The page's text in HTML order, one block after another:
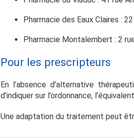
Pharmacie des Eaux Claires :
Pharmacie Montalembert : 2
Pour les prescripteurs
En l’absence d’alternative
d’indiquer sur l’ordonnance,
Une adaptation du traitement peut